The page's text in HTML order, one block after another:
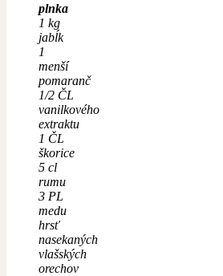
plnka
1 kg
jabĺk
1
menší
pomaranč
1/2 ČL
vanilkového
extraktu
1 ČL
škorice
5 cl
rumu
3 PL
medu
hrsť
nasekaných
vlašských
orechov